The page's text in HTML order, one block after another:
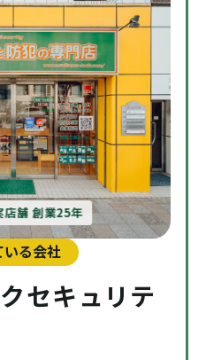
店舗 創業25年
いる会社
セキュリテ